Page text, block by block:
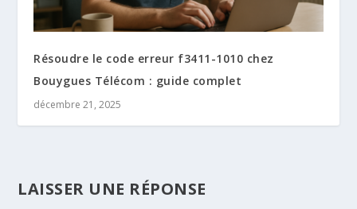
Résoudre le code erreur f3411-1010 chez
Bouygues Télécom : guide complet
décembre 21, 2025
LAISSER UNE RÉPONSE